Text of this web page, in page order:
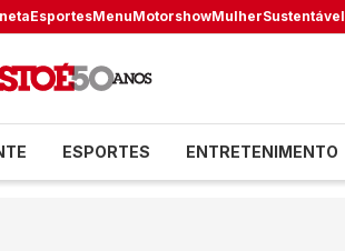
EsportesMenuMotorshowMulherSustentável
ESPORTES ENTRETENIMENTO